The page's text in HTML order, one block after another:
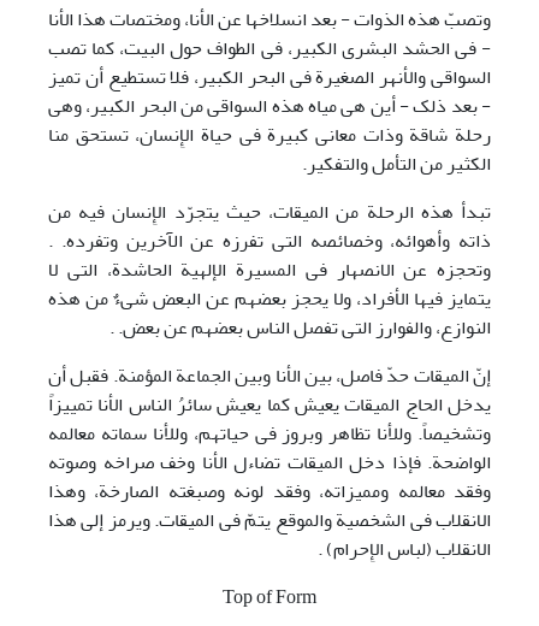
وتصبّ هذه الذوات - بعد انسلاخها عن الأنا، ومختصات هذا الأنا
- فی الحشد البشری الکبیر، فی الطواف حول البیت، کما تصب
السواقی والأنهر الصغیرة فی البحر الکبیر، فلا تستطیع أن تمیز
- بعد ذلک - أین هی میاه هذه السواقی من البحر الکبیر، وهی
رحلة شاقة وذات معانی کبیرة فی حیاة الإِنسان، تستحق منا
الکثیر من التأمل والتفکیر.
تبدأ هذه الرحلة من المیقات، حیث یتجرّد الإِنسان فیه من
ذاته وأهوائه، وخصائصه التی تفرزه عن الآخرین وتفرده. .
وتحجزه عن الانصهار فی المسیرة الإلهیة الحاشدة، التی لا
یتمایز فیها الأفراد، ولا یحجز بعضهم عن البعض شیءٌ من هذه
النوازع، والفوارز التی تفصل الناس بعضهم عن بعض. .
إنّ المیقات حدّ فاصل، بین الأنا وبین الجماعة المؤمنة. فقبل أن
یدخل الحاج المیقات یعیش کما یعیش سائرُ الناس الأنا تمییزاً
وتشخیصاً. وللأنا تظاهر وبروز فی حیاتهم، وللأنا سماته معالمه
الواضحة. فإذا دخل المیقات تضاءل الأنا وخف صراخه وصوته
وفقد معالمه وممیزاته، وفقد لونه وصبغته الصارخة، وهذا
الانقلاب فی الشخصیة والموقع یتمّ فی المیقات. ویرمز إلی هذا
الانقلاب (لباس الإِحرام) .
Top of Form